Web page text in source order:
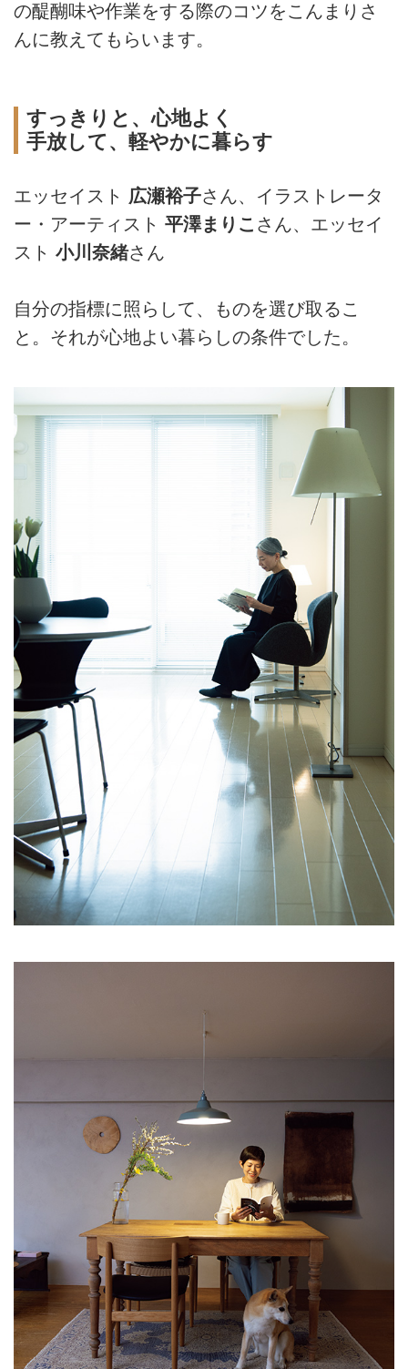
の醍醐味や作業をする際のコツをこんまりさ
んに教えてもらいます。
すっきりと、心地よく
手放して、軽やかに暮らす
エッセイスト 広瀬裕子さん、イラストレータ
ー・アーティスト 平澤まりこ さん、エッセイ
スト 小川奈緒さん
自分の指標に照らして、ものを選び取るこ
と。それが心地よい暮らしの条件でした。